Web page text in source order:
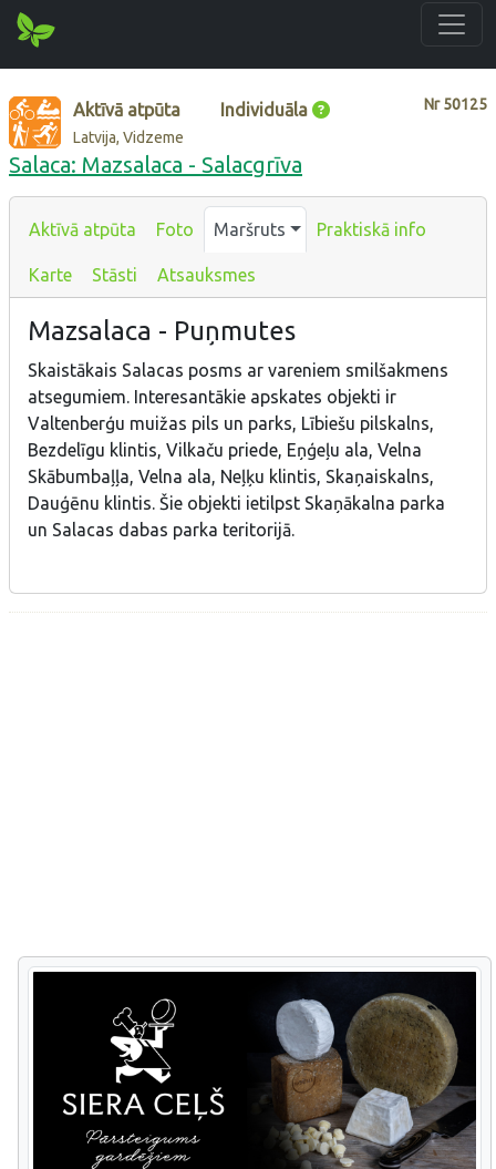
Nr50125
Aktīvā atpūta Individuāla
Latvija, Vidzeme
Salaca: Mazsalaca - Salacgrīva
Aktīvā atpūta Foto Maršruts Praktiskā info
Karte Stāsti Atsauksmes
Mazsalaca - Puņmutes
Skaistākais Salacas posms ar vareniem smilšakmens
atsegumiem. Interesantākie apskates objekti ir
Valtenberģu muižas pils un parks, Lībiešu pilskalns,
Bezdelīgu klintis, Vilkaču priede, Eņģeļu ala, Velna
Skābumbaļļa, Velna ala, Neļķu klintis, Skaņaiskalns,
Dauģēnu klintis. Šie objekti ietilpst Skaņākalna parka
un Salacas dabas parka teritorijā.